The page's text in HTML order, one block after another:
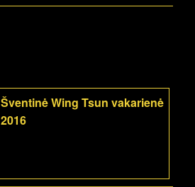
Šventinė Wing Tsun vakarienė
2016